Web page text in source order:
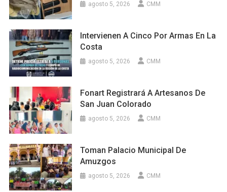
agosto 5, 2026 CMM
Intervienen A Cinco Por Armas En La
Costa
agosto 5, 2026 CMM
Fonart Registrará A Artesanos De
San Juan Colorado
agosto 5, 2026 CMM
Toman Palacio Municipal De
Amuzgos
agosto 5, 2026 CMM